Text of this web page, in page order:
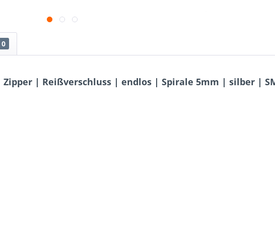
0
| Reißverschluss | endlos | Spirale 5mm | silber |